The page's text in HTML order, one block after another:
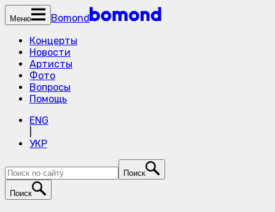
Меню
Bomond
Концерты
Новости
Артисты
Фото
Вопросы
Помощь
ENG
УКР
Поиск
Поиск